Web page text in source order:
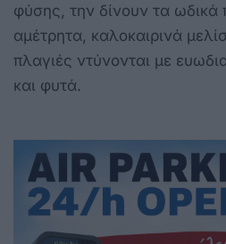
φύσης, την δίνουν τα ωδικά
αμέτρητα, καλοκαιρινά
πλαγιές ντύνονται με
και φυτά.